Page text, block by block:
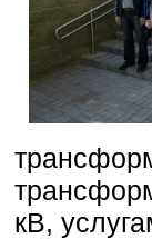
кВ,